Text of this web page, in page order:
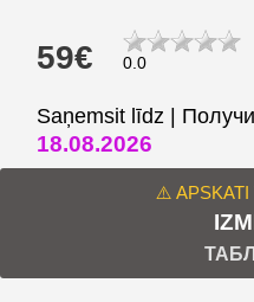
59€ 0.0
Saņemsit līdz |
18.08.2026
⚠️ APSKATI